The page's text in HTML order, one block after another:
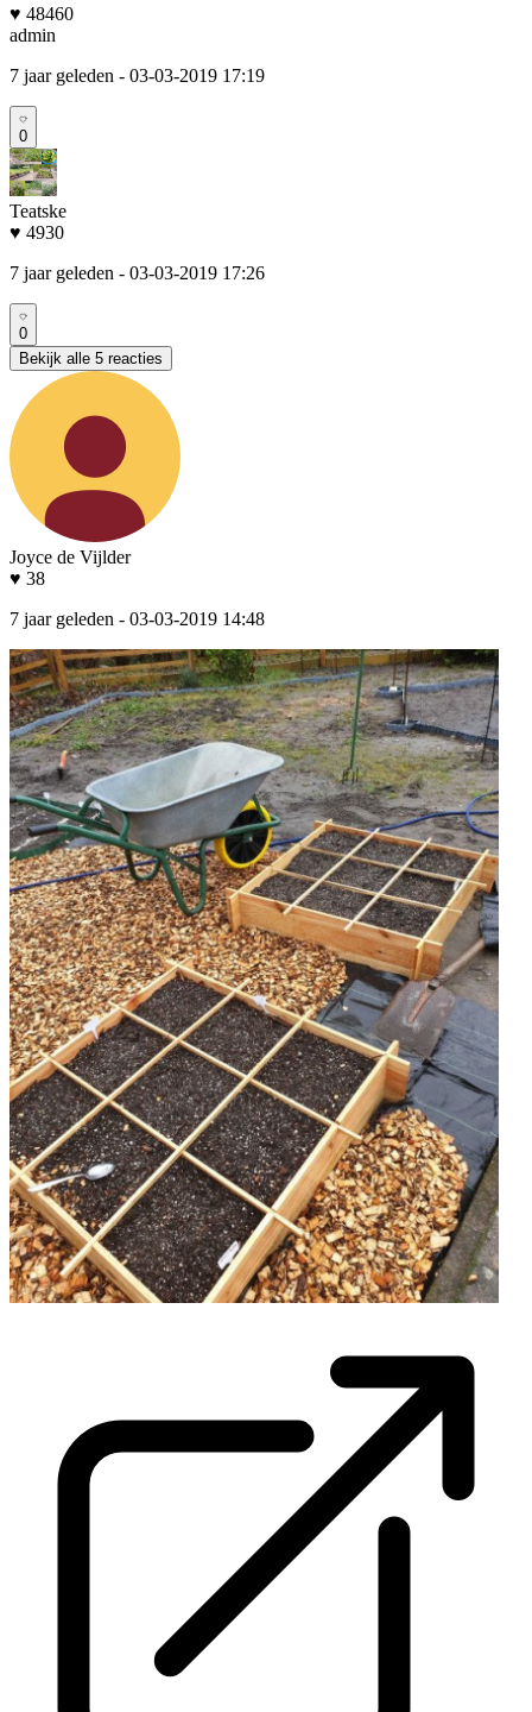
♥ 48460
admin
7 jaar geleden - 03-03-2019 17:19
0
Teatske
♥ 4930
7 jaar geleden - 03-03-2019 17:26
0
Bekijk alle 5 reacties
Joyce de Vijlder
♥ 38
7 jaar geleden - 03-03-2019 14:48